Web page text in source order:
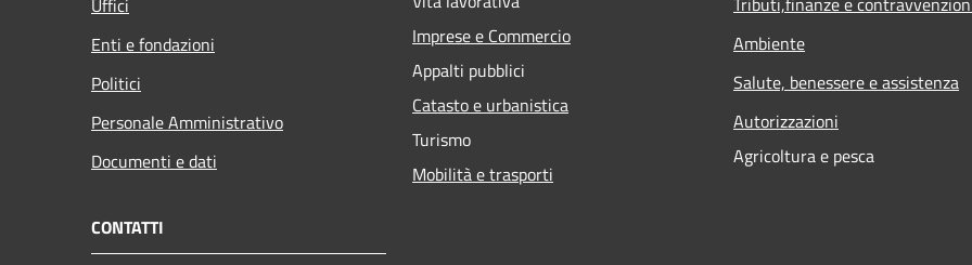
Enti e fondazioni
Politici
Personale Amministrativo
Documenti e dati
Imprese e Commercio
Appalti pubblici
Catasto e urbanistica
Turismo
Mobilità e trasporti
Ambiente
Salute, benessere e assistenza
Autorizzazioni
Agricoltura e pesca
CONTATTI